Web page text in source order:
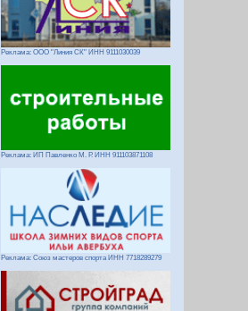
Реклама: ООО "Линия СК" ИНН 9111030039
Реклама: ИП Павленко М. Р. ИНН 911103871108
Реклама: Союз мастеров спорта ИНН 7718289279